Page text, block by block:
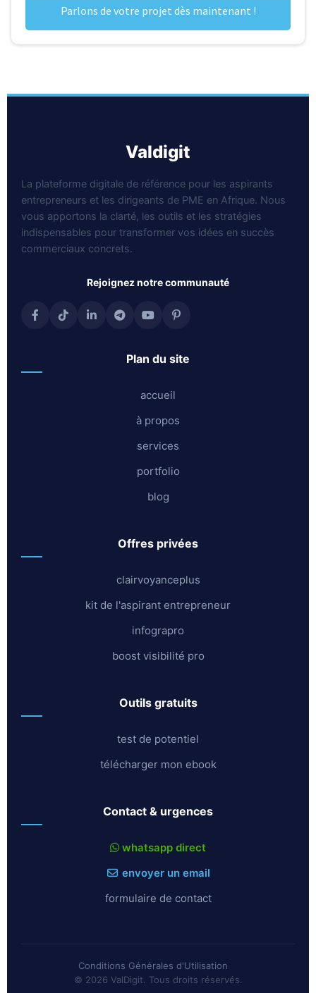
Parlons de votre projet dès maintenant !
valdigit
La plateforme digitale de référence pour les aspirants
entrepreneurs et les dirigeants de PME en Afrique. Nous
vous apportons la clarté, les outils et les stratégies
indispensables pour transformer vos idées en succès
commerciaux concrets.
rejoignez notre communauté
plan du site
accueil
à propos
services
portfolio
blog
offres privées
clairvoyanceplus
kit de l'aspirant entrepreneur
infograpro
boost visibilité pro
outils gratuits
test de potentiel
télécharger mon ebook
contact & urgences
whatsapp direct
envoyer un email
formulaire de contact
Conditions Générales d'Utilisation
© 2026 ValDigit. Tous droits réservés.